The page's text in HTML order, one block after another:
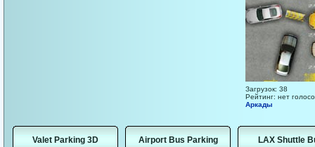
Загрузок: 38
Рейтинг: нет
Аркады
Valet Parking 3D Airport Bus Parking LAX Shuttle